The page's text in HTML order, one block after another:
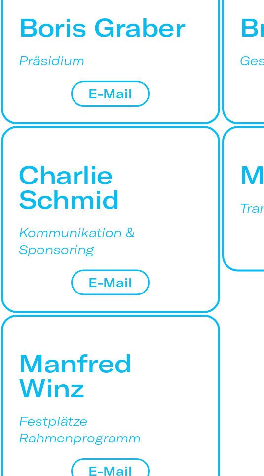
Boris Graber
Präsidium
E-Mail
Charlie
Schmid
Kommunikation &
Sponsoring
E-Mail
Manfred
Winz
Festplätze
Rahmenprogramm
E-Mail